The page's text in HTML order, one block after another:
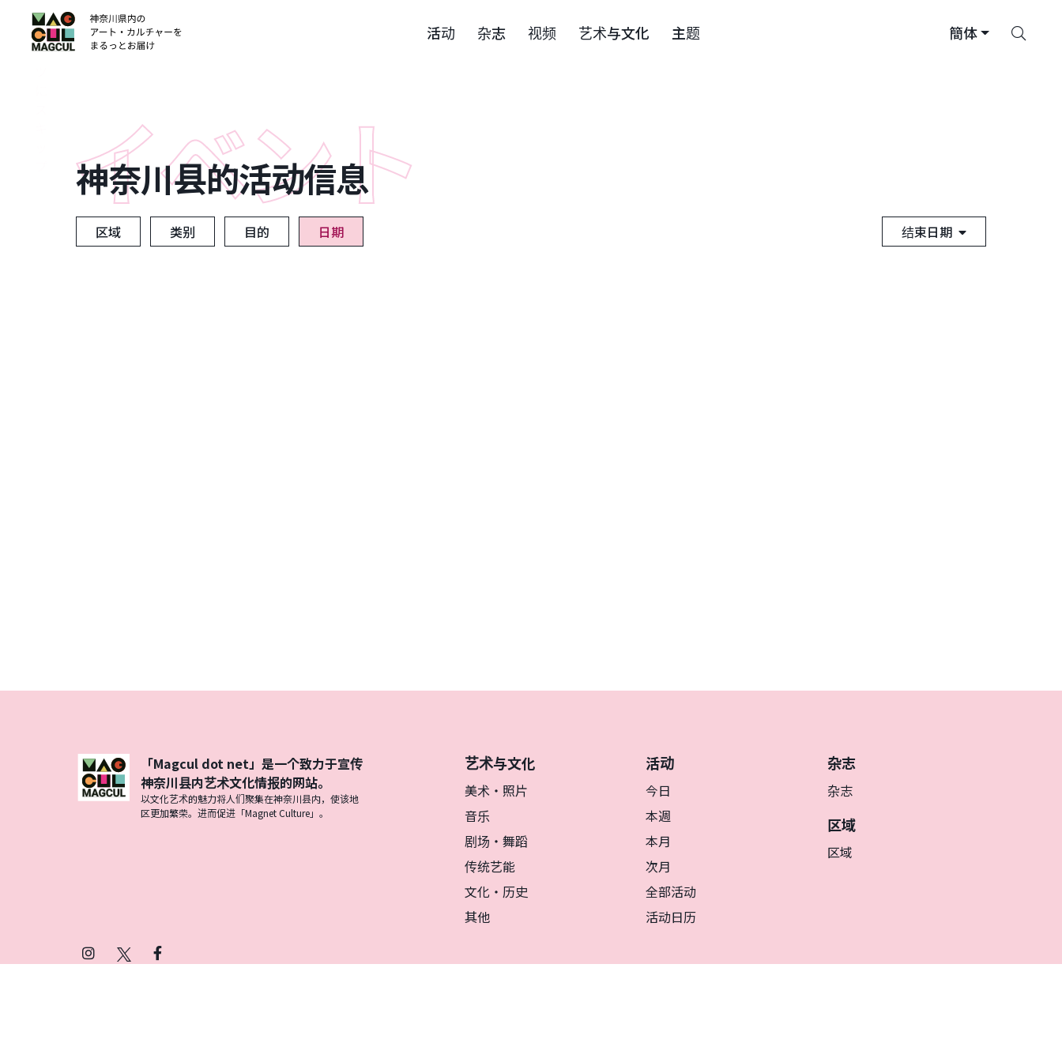
活动 杂志 视频 艺术与文化 主题 簡体
索
ン
テ
ン
神奈川县的活动信息
区域 类别 目的 日期 结束日期
艺术与文化
美术・照片
音乐
剧场・舞蹈
传统艺能
文化・历史
其他
活动
今日
本週
本月
次月
全部活动
活动日历
杂志
杂志
区域
区域
「Magcul dot net」是一个致力于宣传
神奈川县内艺术文化情报的网站。
以文化艺术的魅力将人们聚集在神奈川县内，使该地
区更加繁荣。进而促进「Magnet Culture」。
InstagramFacebook